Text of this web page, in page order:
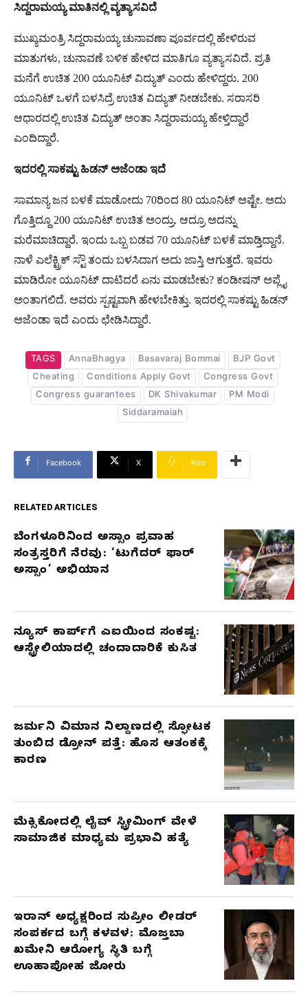
ಸಿದ್ದರಾಮಯ್ಯ ಮಾತಿನಲ್ಲಿ ವ್ಯತ್ಯಾಸವಿದೆ
ಮುಖ್ಯಮಂತ್ರಿ ಸಿದ್ದರಾಮಯ್ಯ ಚುನಾವಣಾ ಪೂರ್ವದಲ್ಲಿ ಹೇಳಿರುವ
ಮಾತುಗಳು, ಚುನಾವಣೆ ಬಳಿಕ ಹೇಳಿದ ಮಾತಿಗೂ ವ್ಯತ್ಯಾಸವಿದೆ. ಪ್ರತಿ
ಮನೆಗೆ ಉಚಿತ 200 ಯೂನಿಟ್​​ ವಿದ್ಯುತ್​ ಎಂದು ಹೇಳಿದ್ದರು. 200
ಯೂನಿಟ್​​ ಒಳಗೆ ಬಳಸಿದ್ರೆ ಉಚಿತ ವಿದ್ಯುತ್ ನೀಡಬೇಕು. ಸರಾಸರಿ
ಆಧಾರದಲ್ಲಿ ಉಚಿತ ವಿದ್ಯುತ್​ ಅಂತಾ ಸಿದ್ದರಾಮಯ್ಯ ಹೇಳ್ತಿದ್ದಾರೆ
ಎಂದಿದ್ದಾರೆ.
ಇದರಲ್ಲಿ ಸಾಕಷ್ಟು ಹಿಡನ್ ಅಜೆಂಡಾ ಇದೆ
ಸಾಮಾನ್ಯ ಜನ ಬಳಕೆ ಮಾಡೋದು 70ರಿಂದ 80 ಯೂನಿಟ್ ಅಷ್ಟೇ. ಅದು
ಗೊತ್ತಿದ್ದೂ 200 ಯೂನಿಟ್ ಉಚಿತ ಅಂದ್ರು. ಆದ್ರೂ ಅದನ್ನು
ಮರೆಮಾಚಿದ್ದಾರೆ. ಇಂದು ಒಬ್ಬ ಬಡವ 70 ಯೂನಿಟ್ ಬಳಕೆ ಮಾಡ್ತಿದ್ದಾನೆ.
ನಾಳೆ ಎಲೆಕ್ಟ್ರಿಕ್ ಸ್ಟೌ ತಂದು ಬಳಸಿದಾಗ ಅದು ಜಾಸ್ತಿ ಆಗುತ್ತದೆ. ಇವರು
ಮಾಡಿರೋ ಯೂನಿಟ್ ದಾಟಿದರೆ ಏನು ಮಾಡಬೇಕು? ಕಂಡೀಷನ್ ಅಪ್ಲೈ
ಅಂತಾಗಲಿದೆ. ಅವರು ಸ್ಪಷ್ಟವಾಗಿ ಹೇಳಬೇಕಿತ್ತು. ಇದರಲ್ಲಿ ಸಾಕಷ್ಟು ಹಿಡನ್
ಅಜೆಂಡಾ ಇದೆ ಎಂದು ಛೇಡಿಸಿದ್ದಾರೆ.
TAGS AnnaBhagya Basavaraj Bommai
BJP Govt
Cheating
Conditions Apply Govt
Congress Govt
Congress guarantees
DK Shivakumar
PM Modi
Siddaramaiah
Facebook X Koo
RELATED ARTICLES
RELATED
ARTICLES
ಬೆಂಗಳೂರಿನಿಂದ ಅಸ್ಸಾಂ ಪ್ರವಾಹ
ಸಂತ್ರಸ್ತರಿಗೆ ನೆರವು: ‘ಟುಗೆದರ್ ಫಾರ್
ಅಸ್ಸಾಂ’ ಅಭಿಯಾನ
ನ್ಯೂಸ್ ಕಾರ್ಪ್‌ಗೆ ಎಐಯಿಂದ ಸಂಕಷ್ಟ:
ಆಸ್ಟ್ರೇಲಿಯಾದಲ್ಲಿ ಚಂದಾದಾರಿಕೆ ಕುಸಿತ
ಜರ್ಮನಿ ವಿಮಾನ ನಿಲ್ದಾಣದಲ್ಲಿ ಸ್ಫೋಟಕ
ತುಂಬಿದ ಡ್ರೋನ್ ಪತ್ತೆ: ಹೊಸ ಆತಂಕಕ್ಕೆ
ಕಾರಣ
ಮೆಕ್ಸಿಕೋದಲ್ಲಿ ಲೈವ್ ಸ್ಟ್ರೀಮಿಂಗ್ ವೇಳೆ
ಸಾಮಾಜಿಕ ಮಾಧ್ಯಮ ಪ್ರಭಾವಿ ಹತ್ಯೆ
ಇರಾನ್ ಅಧ್ಯಕ್ಷರಿಂದ ಸುಪ್ರೀಂ ಲೀಡರ್
ಸಂಪರ್ಕದ ಬಗ್ಗೆ ಕಳವಳ: ಮೊಜ್ತಬಾ
ಖಮೇನಿ ಆರೋಗ್ಯ ಸ್ಥಿತಿ ಬಗ್ಗೆ
ಊಹಾಪೋಹ ಜೋರು